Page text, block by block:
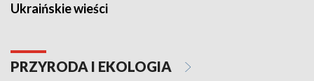
Ukraińskie wieści
PRZYRODA I EKOLOGIA